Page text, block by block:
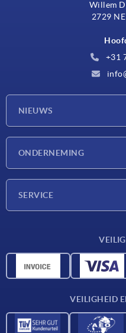
Willem
2729
+31
NIEUWS
ONDERNEMING
SERVICE
CAD-gegevens
VEILIGHEID